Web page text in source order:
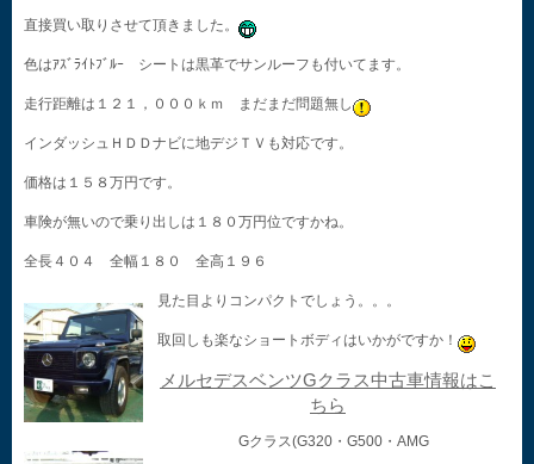
直接買い取りさせて頂きました。
色はｱｽﾞﾗｲﾄﾌﾞﾙｰ シートは黒革でサンルーフも付いてます。
走行距離は１２１，０００ｋｍ まだまだ問題無し
インダッシュＨＤＤナビに地デジＴＶも対応です。
価格は１５８万円です。
車険が無いので乗り出しは１８０万円位ですかね。
全長４０４ 全幅１８０ 全高１９６
見た目よりコンパクトでしょう。。。
取回しも楽なショートボディはいかがですか！
メルセデスベンツGクラス中古車情報はこ
ちら
Gクラス(G320・G500・AMG